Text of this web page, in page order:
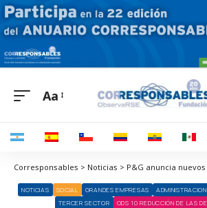
Aa
NOTICIAS SOCIAL GRANDES EMPRESAS
TERCER SECTOR
ODS 10 REDUCCIÓN DE LAS